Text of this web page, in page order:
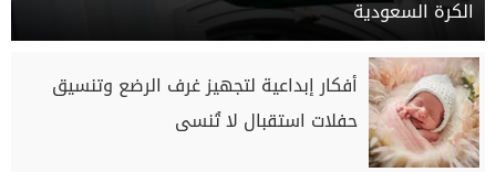
الكرة السعودية
أفكار إبداعية لتجهيز غرف الرضع وتنسيق
حفلات استقبال لا تُنسى